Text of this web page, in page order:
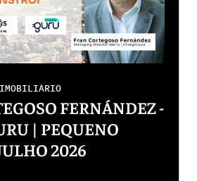
IMOBILIÁRIO
FERNÁNDEZ -
| PEQUENO
2026